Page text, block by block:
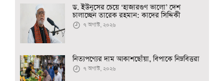
ড. ইউনূসের চেয়ে ‘হাজারগুণ ভালো’ দেশ
চালাচ্ছেন তারেক রহমান: কাদের সিদ্দিকী
৭ অগাস্ট, ২০২৬
নিত্যপণ্যের দাম আকাশছোঁয়া, বিপাকে নিম্নবিত্তরা
৭ অগাস্ট, ২০২৬